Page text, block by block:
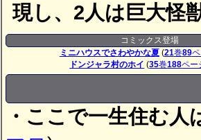
現し、2人は巨大怪
コミックス登場
ミニハウスでさわやかな夏(21巻89
ドンジャラ村のホイ (35巻188ペー
・ここで一生住む